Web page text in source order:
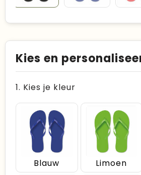
Kies en
1. Kies je kleur
Blauw Limoen